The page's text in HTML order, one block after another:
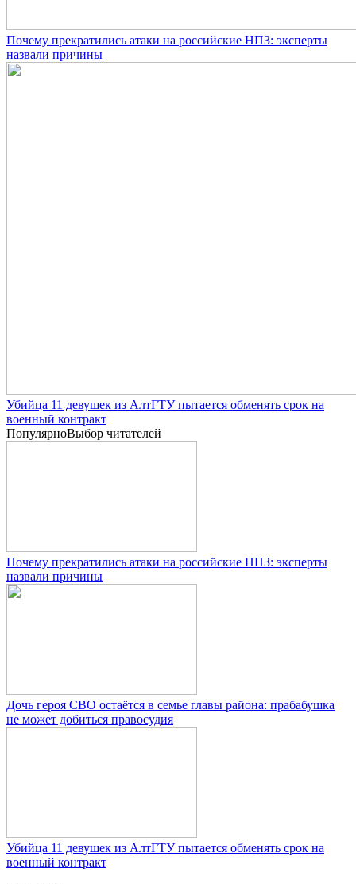
Почему прекратились атаки на российские НПЗ: эксперты
назвали причины
Убийца 11 девушек из АлтГТУ пытается обменять срок на
военный контракт
ПопулярноВыбор читателей
Почему прекратились атаки на российские НПЗ: эксперты
назвали причины
Дочь героя СВО остаётся в семье главы района: прабабушка
не может добиться правосудия
Убийца 11 девушек из АлтГТУ пытается обменять срок на
военный контракт